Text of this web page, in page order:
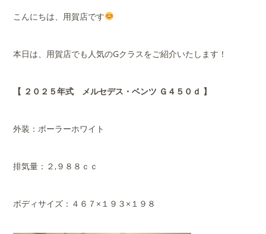
こんにちは、用賀店です
本日は、用賀店でも人気のGクラスをご紹介いたします！
【 ２０２５年式 メルセデス・ベンツ Ｇ４５０ｄ 】
外装：ポーラーホワイト
排気量：２,９８８ｃｃ
ボディサイズ：４６７×１９３×１９８